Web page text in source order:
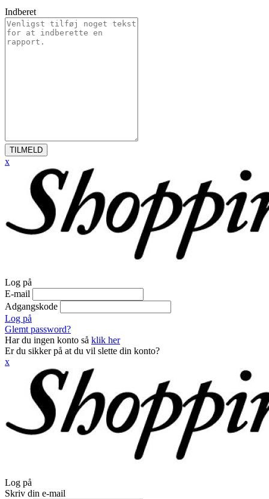
Indberet
TILMELD
x
Log på
E-mail
Adgangskode
Log på
Glemt password?
Har du ingen konto så klik her
Er du sikker på at du vil slette din konto?
x
Log på
Skriv din e-mail